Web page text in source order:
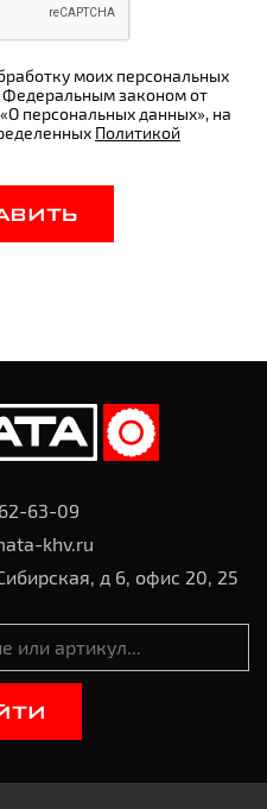
моих персональных
Федеральным законом от
персональных данных», на
Политикой
63-09
khv.ru
д 6, офис 20, 25